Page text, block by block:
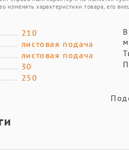
изменять характеристики товара, его
210
листовая подача
листовая подача
30
250